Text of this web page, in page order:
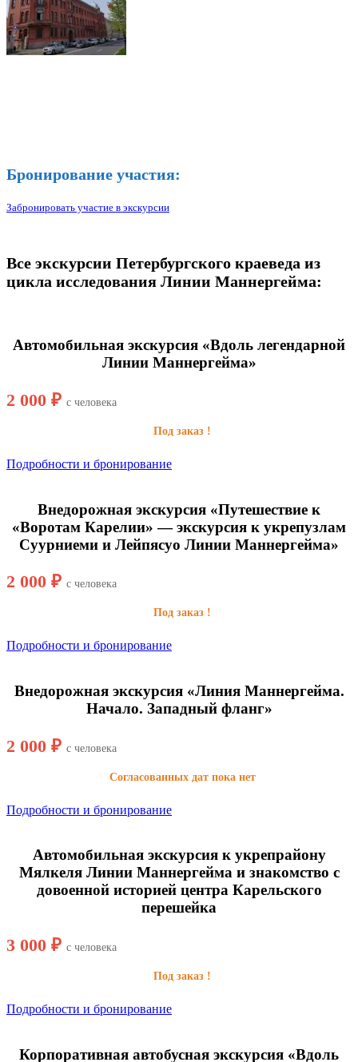
Бронирование участия:
Забронировать участие в экскурсии
Все экскурсии Петербургского краеведа из
цикла исследования Линии Маннергейма:
Автомобильная экскурсия «Вдоль легендарной
Линии Маннергейма»
2 000 ₽ с человека
Под заказ !
Подробности и бронирование
Внедорожная экскурсия «Путешествие к
«Воротам Карелии» — экскурсия к укрепузлам
Суурниеми и Лейпясуо Линии Маннергейма»
2 000 ₽ с человека
Под заказ !
Подробности и бронирование
Внедорожная экскурсия «Линия Маннергейма.
Начало. Западный фланг»
2 000 ₽ с человека
Согласованных дат пока нет
Подробности и бронирование
Автомобильная экскурсия к укрепрайону
Мялкеля Линии Маннергейма и знакомство с
довоенной историей центра Карельского
перешейка
3 000 ₽ с человека
Под заказ !
Подробности и бронирование
Корпоративная автобусная экскурсия «Вдоль